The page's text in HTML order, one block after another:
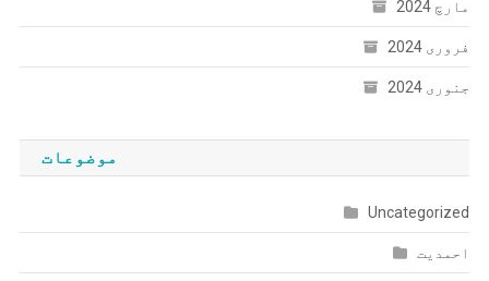
مارچ 2024
فروری 2024
جنوری 2024
موضوعات
Uncategorized
احمدیت